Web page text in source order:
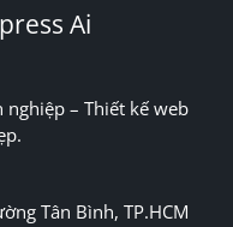
Ai
– Thiết kế web
Tân Bình, TP.HCM